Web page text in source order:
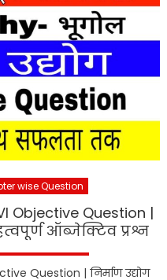
wise Question
Objective Question |
ऑब्जेक्टिव प्रश्न
Question | निर्माण उद्योग